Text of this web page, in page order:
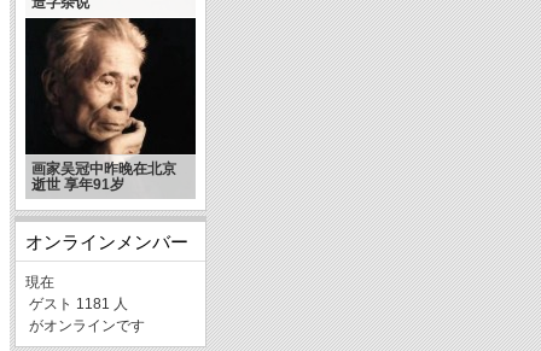
画家吴冠中昨晚在北京
逝世 享年91岁
オンラインメンバー
現在
ゲスト 1181 人
がオンラインです